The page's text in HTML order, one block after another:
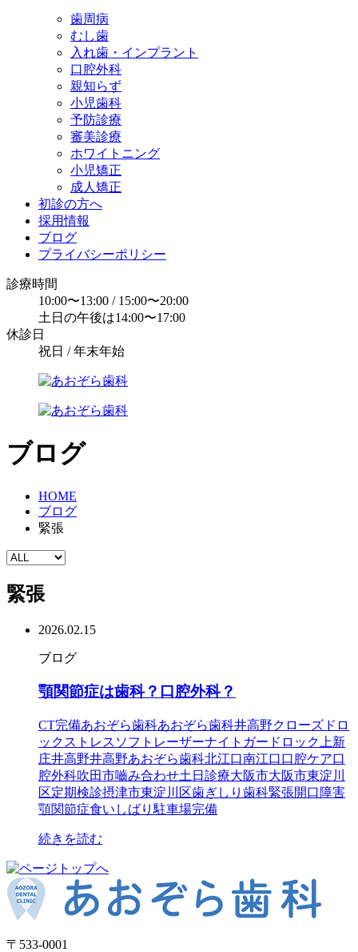
歯周病
むし歯
入れ歯・インプラント
口腔外科
親知らず
小児歯科
予防診療
審美診療
ホワイトニング
小児矯正
成人矯正
初診の方へ
採用情報
ブログ
プライバシーポリシー
診療時間
10:00〜13:00 / 15:00〜20:00
土日の午後は14:00〜17:00
休診日
祝日 / 年末年始
ブログ
HOME
ブログ
緊張
緊張
2026.02.15
ブログ
顎関節症は歯科？口腔外科？
CT完備あおぞら歯科あおぞら歯科井高野クローズドロ
ック ストレス ソフトレーザーナイトガード ロック 上新
庄井高野井高野あおぞら歯科北江口南江口口腔ケア口
腔外科吹田市嚙み合わせ土日診療大阪市大阪市東淀川
区定期検診摂津市東淀川区歯ぎしり 歯科緊張開口障害
顎関節症食いしばり 駐車場完備
続きを読む
〒533-0001